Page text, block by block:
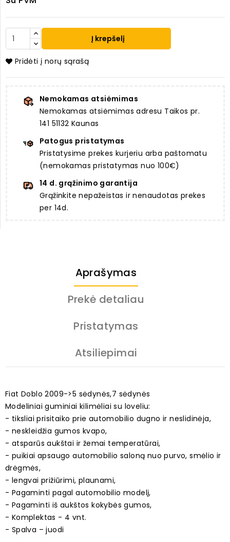
Į krepšelį
Pridėti į norų sąrašą
Nemokamas atsiėmimas
Nemokamas atsiėmimas adresu Taikos pr.
141 51132 Kaunas
Patogus pristatymas
Pristatysime prekes kurjeriu arba paštomatu
(nemokamas pristatymas nuo 100€)
14 d. grąžinimo garantija
Grąžinkite nepažeistas ir nenaudotas prekes
per 14d.
Aprašymas
Prekė detaliau
Pristatymas
Atsiliepimai
Fiat Doblo 2009->5 sėdynės,7 sėdynės
Modeliniai guminiai kilimėliai su loveliu:
- tiksliai prisitaiko prie automobilio dugno ir neslidinėja,
- neskleidžia gumos kvapo,
- atsparūs aukštai ir žemai temperatūrai,
- puikiai apsaugo automobilio saloną nuo purvo, smėlio ir
drėgmės,
- lengvai prižiūrimi, plaunami,
- Pagaminti pagal automobilio modelį,
- Pagaminti iš aukštos kokybės gumos,
- Komplektas - 4 vnt.
- Spalva – juodi